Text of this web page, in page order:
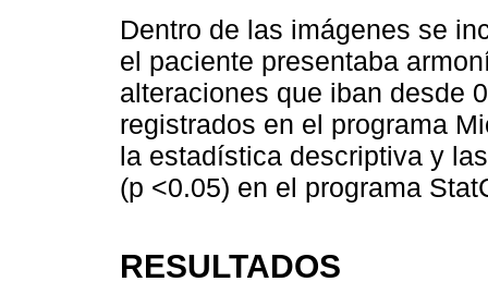
Dentro de las imágenes se
el paciente presentaba
alteraciones que iban desde
registrados en el programa
la estadística descriptiva y
(p <0.05) en el programa
RESULTADOS